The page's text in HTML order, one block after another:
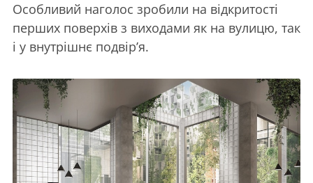
Особливий наголос зробили на відкритості
перших поверхів з виходами як на вулицю, так
і у внутрішнє подвір’я.